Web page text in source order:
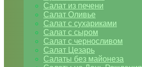
Салат из печени
Салат Оливье
Салат с сухариками
Салат с сыром
Салат с черносливом
Салат Цезарь
Салаты без майонеза